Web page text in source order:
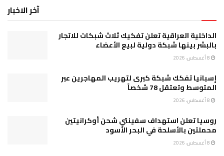
آخر الاخبار
الداخلية العراقية تعلن تفكيك ثلاث شبكات للاتجار
بالبشر بينها شبكة دولية لبيع الأعضاء
إسبانيا تفكك شبكة كبرى لتهريب المهاجرين عبر
المتوسط وتعتقل 78 شخصاً
روسيا تعلن استهداف سفينتي شحن أوكرانيتين
محملتين بالأسلحة في البحر الأسود